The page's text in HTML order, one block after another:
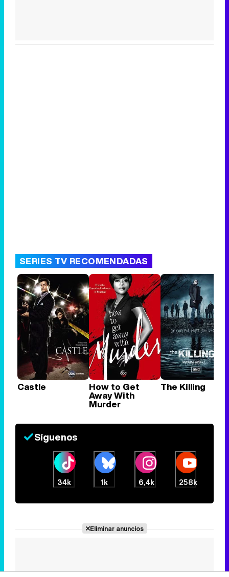
SERIES TV RECOMENDADAS
Castle How to Get
Away With
Murder
The Killing
Síguenos
34k 1k 6,4k 258k
Eliminar anuncios